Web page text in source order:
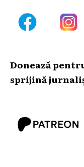
Donează
sprijină